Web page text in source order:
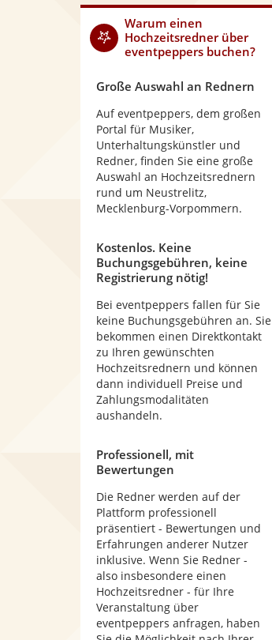
Warum einen
Hochzeitsrednerüber
eventpeppers buchen?
Große Auswahl an Rednern
Auf eventpeppers, dem großen
Portal für Musiker,
Unterhaltungskünstler und
Redner, finden Sie eine große
Auswahl an Hochzeitsrednern
rund um Neustrelitz,
Mecklenburg-Vorpommern.
Kostenlos. Keine
Buchungsgebühren, keine
Registrierung nötig!
Bei eventpeppers fallen für Sie
keine Buchungsgebühren an. Sie
bekommen einen Direktkontakt
zu Ihren gewünschten
Hochzeitsrednern und können
dann individuell Preise und
Zahlungsmodalitäten
aushandeln.
Professionell, mit
Bewertungen
Die Redner werden auf der
Plattform professionell
präsentiert - Bewertungen und
Erfahrungen anderer Nutzer
inklusive. Wenn Sie Redner -
also insbesondere einen
Hochzeitsredner - für Ihre
Veranstaltung über
eventpeppers anfragen, haben